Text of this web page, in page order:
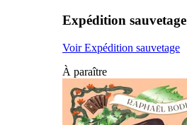
Expédition sauvetage
Voir Expédition sauvetage
À paraître